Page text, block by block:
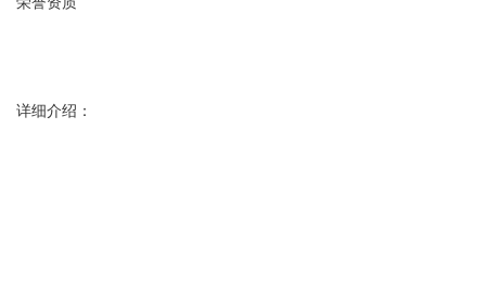
详细介绍：